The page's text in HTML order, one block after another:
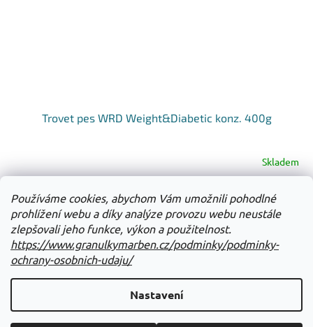
Používáme cookies, abychom Vám umožnili pohodlné
prohlížení webu a díky analýze provozu webu neustále
zlepšovali jeho funkce, výkon a použitelnost.
https://www.granulkymarben.cz/podminky/podminky-
ochrany-osobnich-udaju/
Nastavení
Trovet pes WRD Weight&Diabetic konz. 400g
Skladem
100 Kč Do košíku
O
v
á
d
a
c
11 položek celkem
Vytvořil Shoptet